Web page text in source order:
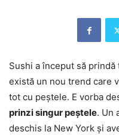
Sushi a început să
există un nou trend care
tot cu peştele. E vorba
prinzi singur peştele. Un
deschis la New York şi